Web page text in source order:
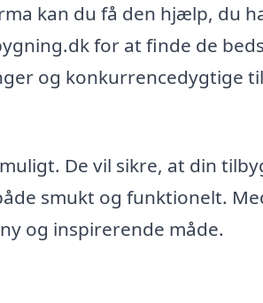
kan du få den hjælp, du
for at finde de
og konkurrencedygtige
De vil sikre, at din
smukt og funktionelt.
og inspirerende måde.